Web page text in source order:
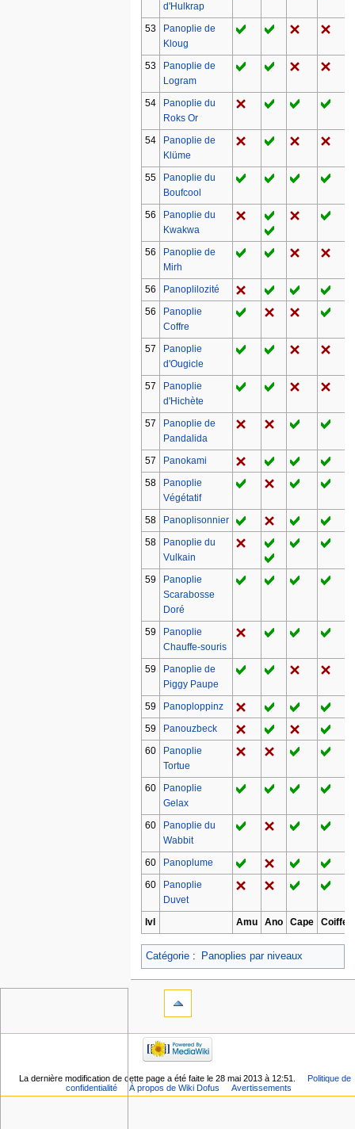
d'Hulkrap
53
Panoplie de
Kloug
53
Panoplie de
Logram
54
Panoplie du
Roks Or
54
Panoplie de
Klüme
55
Panoplie du
Boufcool
56
Panoplie du
Kwakwa
56
Panoplie de
Mirh
56
Panoplilozité
56
Panoplie
Coffre
57
Panoplie
d'Ougicle
57
Panoplie
d'Hichète
57
Panoplie de
Pandalida
57
Panokami
58
Panoplie
Végétatif
58
Panoplisonnier
58
Panoplie du
Vulkain
59
Panoplie
Scarabosse
Doré
59
Panoplie
Chauffe-souris
59
Panoplie de
Piggy Paupe
59
Panoploppinz
59
Panouzbeck
60
Panoplie
Tortue
60
Panoplie
Gelax
60
Panoplie du
Wabbit
60
Panoplume
60
Panoplie
Duvet
lvl
Amu Ano Cape Coiffe
Catégorie: Panoplies par niveaux
La dernière modification de cette page a été faite le 28 mai 2013 à 12:51.
Politique de
confidentialité
À propos de Wiki Dofus Avertissements